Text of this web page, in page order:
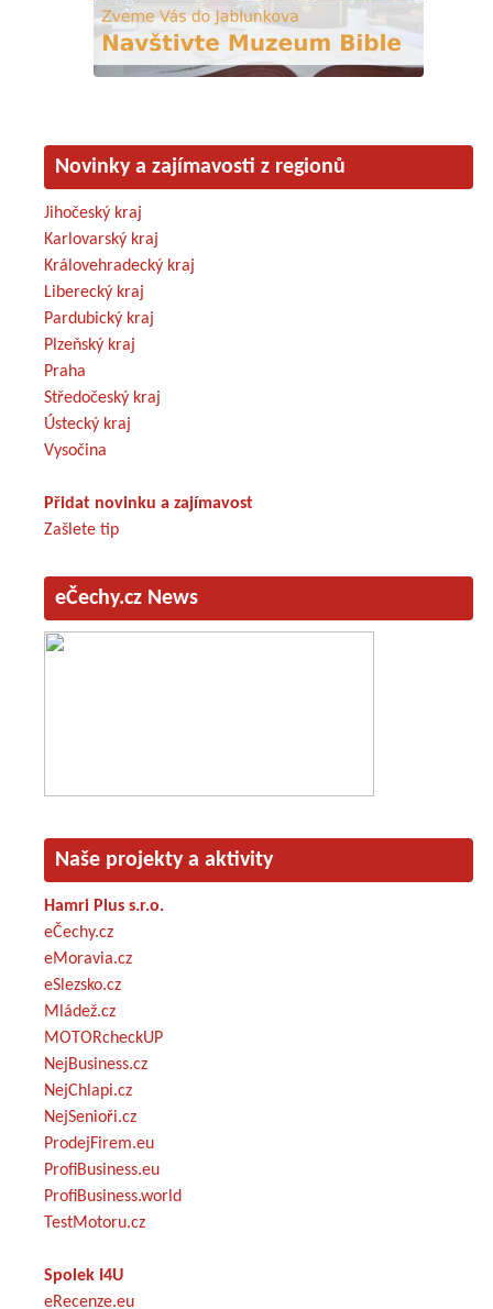
Novinky a zajímavosti z regionů
Jihočeský kraj
Karlovarský kraj
Královehradecký kraj
Liberecký kraj
Pardubický kraj
Plzeňský kraj
Praha
Středočeský kraj
Ústecký kraj
Vysočina
Přidat novinku a zajímavost
Zašlete tip
eČechy.cz News
Naše projekty a aktivity
Hamri Plus s.r.o.
eČechy.cz
eMoravia.cz
eSlezsko.cz
Mládež.cz
MOTORcheckUP
NejBusiness.cz
NejChlapi.cz
NejSenioři.cz
ProdejFirem.eu
ProfiBusiness.eu
ProfiBusiness.world
TestMotoru.cz
Spolek I4U
eRecenze.eu